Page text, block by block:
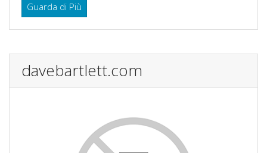
Guarda di Più
davebartlett.com